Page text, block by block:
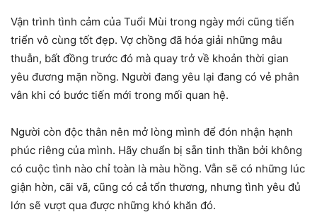
Vận trình tình cảm của Tuổi Mùi trong ngày mới cũng tiến
triển vô cùng tốt đẹp. Vợ chồng đã hóa giải những mâu
thuẫn, bất đồng trước đó mà quay trở về khoản thời gian
yêu đương mặn nồng. Người đang yêu lại đang có vẻ phân
vân khi có bước tiến mới trong mối quan hệ.
Người còn độc thân nên mở lòng mình để đón nhận hạnh
phúc riêng của mình. Hãy chuẩn bị sẵn tinh thần bởi không
có cuộc tình nào chỉ toàn là màu hồng. Vẫn sẽ có những lúc
giận hờn, cãi vã, cũng có cả tổn thương, nhưng tình yêu đủ
lớn sẽ vượt qua được những khó khăn đó.